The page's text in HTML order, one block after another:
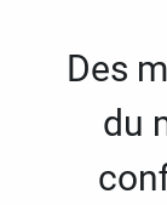
Des
du